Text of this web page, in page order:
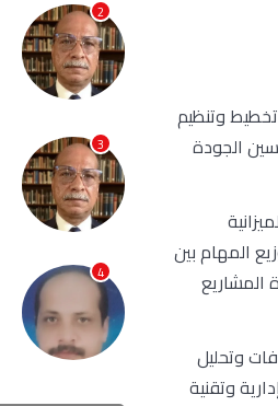
وتنظيم
الجودة
المهام بين
المشاريع
وتحليل
وتقنية
2
3
4